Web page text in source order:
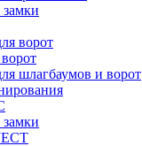
ворот
шлагбаумов и ворот